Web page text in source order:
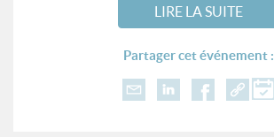
LIRE LA SUITE
Partager cet événement :